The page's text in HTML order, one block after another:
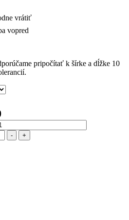
vrátiť
vopred
pripočítať k šírke a dĺžke 10
-
+